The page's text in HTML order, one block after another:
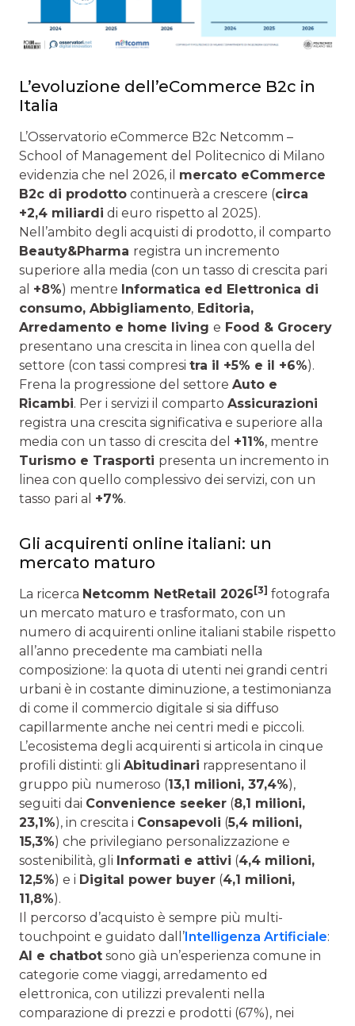
L’evoluzione dell’eCommerce B2c in
Italia
L’Osservatorio eCommerce B2c Netcomm –
School of Management del Politecnico di Milano
evidenzia che nel 2026, il mercato eCommerce
B2c di prodotto continuerà a crescere (circa
+2,4 miliardi di euro rispetto al 2025).
Nell’ambito degli acquisti di prodotto, il comparto
Beauty&Pharma registra un incremento
superiore alla media (con un tasso di crescita pari
al +8%) mentre Informatica ed Elettronica di
consumo, Abbigliamento, Editoria,
Arredamento e home living e Food & Grocery
presentano una crescita in linea con quella del
settore (con tassi compresi tra il +5% e il +6%).
Frena la progressione del settore Auto e
Ricambi. Per i servizi il comparto Assicurazioni
registra una crescita significativa e superiore alla
media con un tasso di crescita del +11%, mentre
Turismo e Trasporti presenta un incremento in
linea con quello complessivo dei servizi, con un
tasso pari al +7%.
Gli acquirenti online italiani: un
mercato maturo
La ricerca Netcomm NetRetail 2026 [3] fotografa
un mercato maturo e trasformato, con un
numero di acquirenti online italiani stabile rispetto
all’anno precedente ma cambiati nella
composizione: la quota di utenti nei grandi centri
urbani è in costante diminuzione, a testimonianza
di come il commercio digitale si sia diffuso
capillarmente anche nei centri medi e piccoli.
L’ecosistema degli acquirenti si articola in cinque
profili distinti: gli Abitudinari rappresentano il
gruppo più numeroso (13,1 milioni, 37,4%),
seguiti dai Convenience seeker (8,1 milioni,
23,1%), in crescita i Consapevoli (5,4 milioni,
15,3%) che privilegiano personalizzazione e
sostenibilità, gli Informati e attivi (4,4 milioni,
12,5%) e i Digital power buyer (4,1 milioni,
11,8%).
Il percorso d’acquisto è sempre più multi-
touchpoint e guidato dall’ Intelligenza Artificiale:
AI e chatbot sono già un’esperienza comune in
categorie come viaggi, arredamento ed
elettronica, con utilizzi prevalenti nella
comparazione di prezzi e prodotti (67%), nei